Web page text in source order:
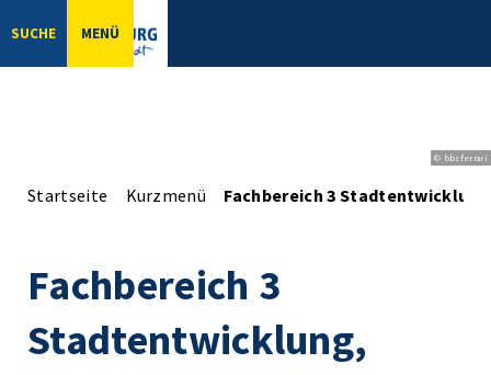
SUCHE MENÜ
© bbsferrari
Startseite Kurzmenü Fachbereich 3
Fachbereich 3
Stadtentwicklung,